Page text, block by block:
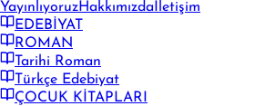
YayınlıyoruzHakkımızda İletişim
EDEBİYAT
ROMAN
Tarihi Roman
Türkçe Edebiyat
ÇOCUK KİTAPLARI